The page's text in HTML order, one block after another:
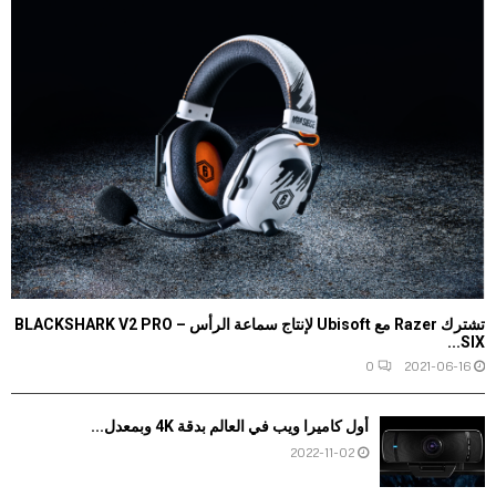
تشترك Razer مع Ubisoft لإنتاج سماعة الرأس BLACKSHARK V2 PRO –
SIX...
2021-06-16
0
أول كاميرا ويب في العالم بدقة 4K وبمعدل...
2022-11-02